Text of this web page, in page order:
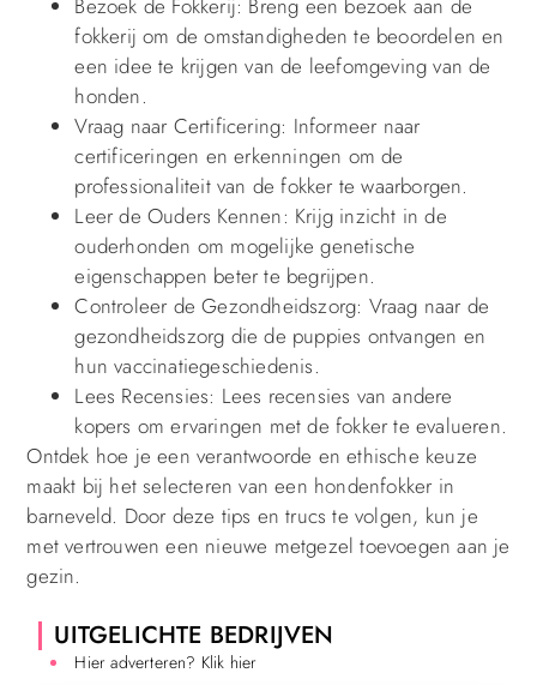
Bezoek de Fokkerij: Breng een bezoek aan de
fokkerij om de omstandigheden te beoordelen en
een idee te krijgen van de leefomgeving van de
honden.
Vraag naar Certificering: Informeer naar
certificeringen en erkenningen om de
professionaliteit van de fokker te waarborgen.
Leer de Ouders Kennen: Krijg inzicht in de
ouderhonden om mogelijke genetische
eigenschappen beter te begrijpen.
Controleer de Gezondheidszorg: Vraag naar de
gezondheidszorg die de puppies ontvangen en
hun vaccinatiegeschiedenis.
Lees Recensies: Lees recensies van andere
kopers om ervaringen met de fokker te evalueren.
Ontdek hoe je een verantwoorde en ethische keuze
maakt bij het selecteren van een hondenfokker in
barneveld. Door deze tips en trucs te volgen, kun je
met vertrouwen een nieuwe metgezel toevoegen aan je
gezin.
UITGELICHTE BEDRIJVEN
Hier adverteren? Klik hier